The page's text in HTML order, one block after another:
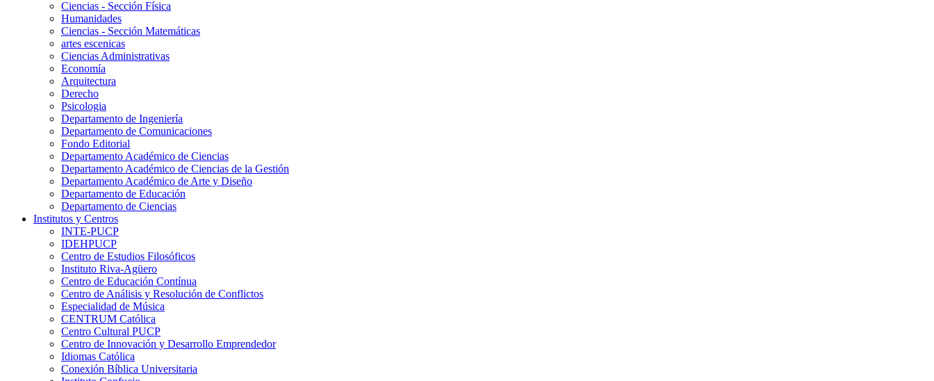
Ciencias - Sección Física
Humanidades
Ciencias - Sección Matemáticas
artes escenicas
Ciencias Administrativas
Economía
Arquitectura
Derecho
Psicologia
Departamento de Ingeniería
Departamento de Comunicaciones
Fondo Editorial
Departamento Académico de Ciencias
Departamento Académico de Ciencias de la Gestión
Departamento Académico de Arte y Diseño
Departamento de Educación
Departamento de Ciencias
Institutos y Centros
INTE-PUCP
IDEHPUCP
Centro de Estudios Filosóficos
Instituto Riva-Agüero
Centro de Educación Contínua
Centro de Análisis y Resolución de Conflictos
Especialidad de Música
CENTRUM Católica
Centro Cultural PUCP
Centro de Innovación y Desarrollo Emprendedor
Idiomas Católica
Conexión Bíblica Universitaria